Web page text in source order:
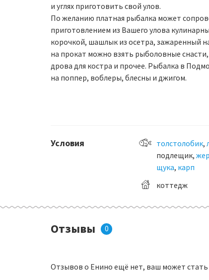
и углях приготовить свой улов.
По желанию платная рыбалка может
приготовлением из Вашего улова
корочкой, шашлык из осетра, зажаренный
на прокат можно взять рыболовные
дрова для костра и прочее. Рыбалка в
на поппер, воблеры, блесны и джигом.
Условия толстолобик,
подлещик,
щука, карп
коттедж
Отзывы 0
Отзывов о Енино ещё нет, ваш может